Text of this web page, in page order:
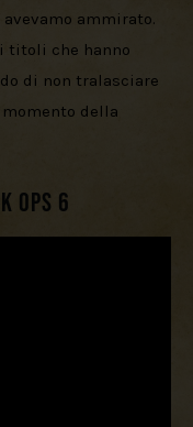
ammirato.
titoli che hanno
di non tralasciare
della
Ops 6